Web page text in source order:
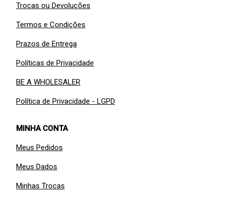
Trocas ou Devoluções
Termos e Condições
Prazos de Entrega
Políticas de Privacidade
BE A WHOLESALER
Política de Privacidade - LGPD
MINHA CONTA
Meus Pedidos
Meus Dados
Minhas Trocas